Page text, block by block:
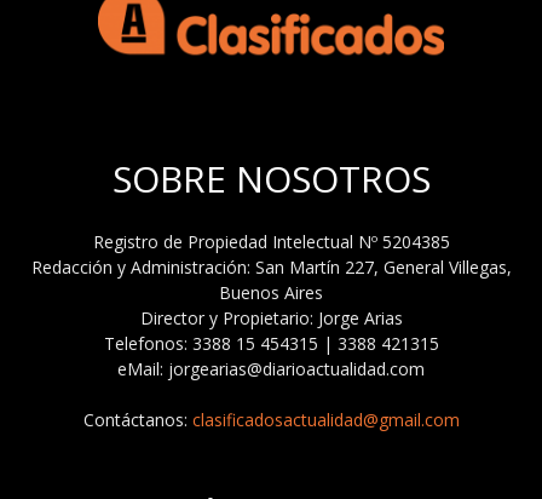
SOBRE NOSOTROS
Registro de Propiedad Intelectual Nº 5204385
Redacción y Administración: San Martín 227, General Villegas,
Buenos Aires
Director y Propietario: Jorge Arias
Telefonos: 3388 15 454315 | 3388 421315
eMail: jorgearias@diarioactualidad.com
Contáctanos: clasificadosactualidad@gmail.com